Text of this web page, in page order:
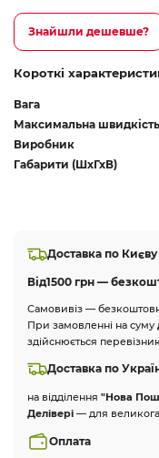
Знайшли дешевше?
Короткі
Вага
Максимальна швидкість
Виробник
Габарити (ШхГхВ)
Доставка по Києву
Від1500 грн —
Самовивіз —
При замовленні на суму
здійснюється
Доставка по
на відділення "Нова
Делівері — для
Оплата